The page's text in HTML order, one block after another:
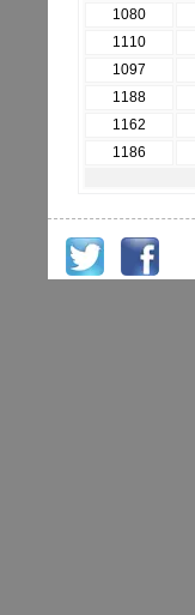
1080
1110
1097
1188
1162
1186